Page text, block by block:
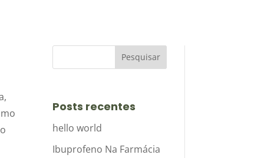
Posts recentes
hello world
Ibuprofeno Na Farmácia